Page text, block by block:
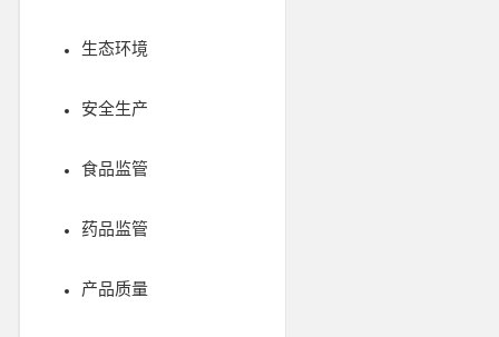
生态环境
安全生产
食品监管
药品监管
产品质量